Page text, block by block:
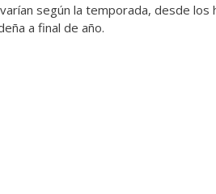
según la temporada, desde los
a final de año.